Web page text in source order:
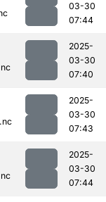
03-30
07:44
2025-
03-30
07:40
2025-
03-30
07:43
2025-
03-30
07:44